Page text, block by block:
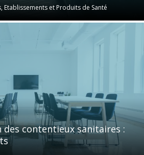
Etablissements et Produits de Santé
Etablissements et Produits de Santé
contentieux sanitaires :